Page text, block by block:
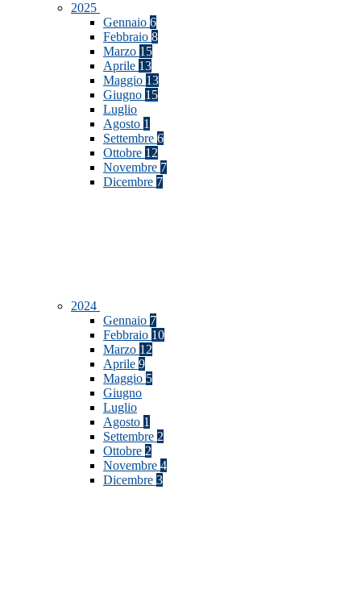
2025
Gennaio 6
Febbraio 8
Marzo 15
Aprile 13
Maggio 13
Giugno 15
Luglio
Agosto 1
Settembre 6
Ottobre 12
Novembre 7
Dicembre 7
2024
Gennaio 7
Febbraio 10
Marzo 12
Aprile 9
Maggio 5
Giugno
Luglio
Agosto 1
Settembre 2
Ottobre 2
Novembre 4
Dicembre 3